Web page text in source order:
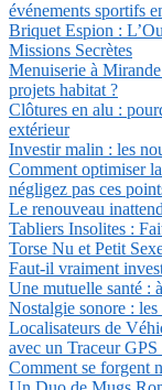
événements sportifs
Briquet Espion :
Missions Secrètes
Menuiserie à
projets habitat ?
Clôtures en alu :
extérieur
Investir malin : les
Comment optimiser
négligez pas ces
Le renouveau
Tabliers Insolites :
Torse Nu et Petit
Faut-il vraiment
Une mutuelle santé :
Nostalgie sonore :
Localisateurs de
avec un Traceur
Comment se forgent